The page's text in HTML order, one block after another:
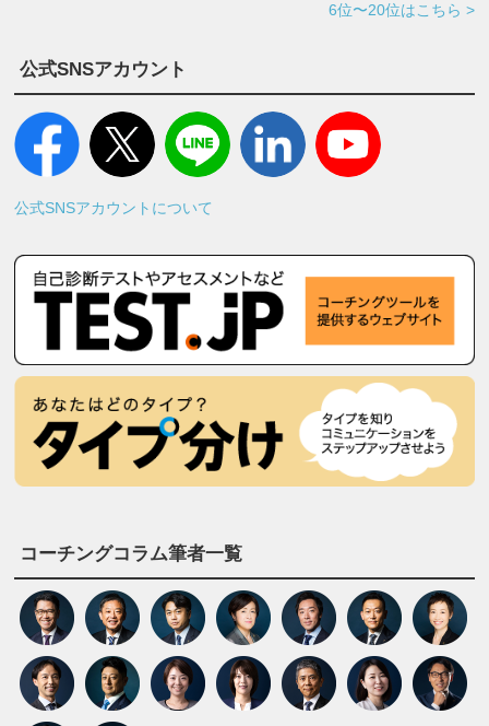
6位〜20位はこちら >
公式SNSアカウント
公式SNSアカウントについて
コーチングコラム筆者一覧